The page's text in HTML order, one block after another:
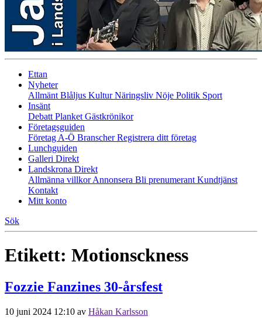
Ettan
Nyheter
Allmänt Blåljus KulturNäringsliv Nöje Politik Sport
Insänt
Debatt Planket Gästkrönikor
Företagsguiden
Företag A-Ö BranscherRegistrera ditt företag
Lunchguiden
Galleri Direkt
Landskrona Direkt
Allmänna villkorAnnonsera Bli prenumerant Kundtjänst
Kontakt
Mitt konto
Sök
Etikett: Motionsckness
Fozzie Fanzines 30-årsfest
10 juni 2024 12:10 av Håkan Karlsson